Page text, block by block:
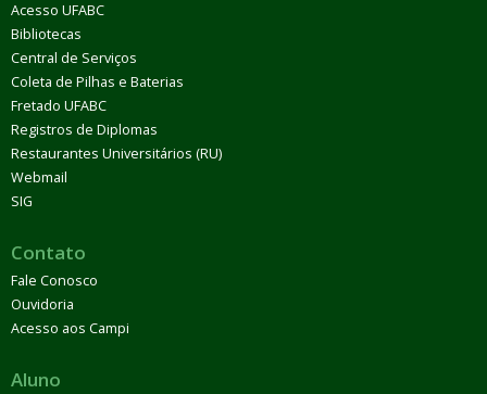
Acesso UFABC
Bibliotecas
Central de Serviços
Coleta de Pilhas e Baterias
Fretado UFABC
Registros de Diplomas
Restaurantes Universitários (RU)
Webmail
SIG
Contato
Fale Conosco
Ouvidoria
Acesso aos Campi
Aluno